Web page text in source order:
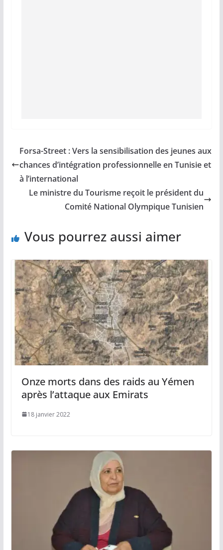
Forsa-Street : Vers la sensibilisation des jeunes aux
chances d’intégration professionnelle en Tunisie et
à l’international
Le ministre du Tourisme reçoit le président du
Comité National Olympique Tunisien
Vous pourrez aussi aimer
Onze morts dans des raids au Yémen
après l’attaque aux Emirats
18 janvier 2022